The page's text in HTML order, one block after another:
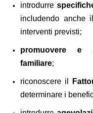
introdurre
includendo anche
interventi previsti;
promuovere e
familiare;
riconoscere il
determinare i